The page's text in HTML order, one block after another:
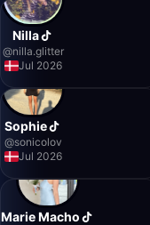
Nilla
@nilla.glitter
Jul 2026
Sophie
@sonicolov
Jul 2026
Marie Macho